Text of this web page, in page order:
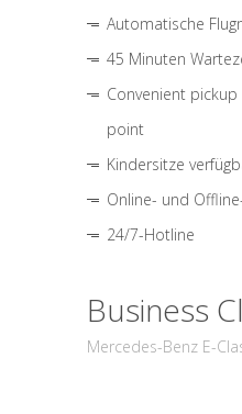
Automatische
45 Minuten
Convenient
point
Kindersitze
Online- und
24/7-Hotline
Business
Mercedes-Benz E-